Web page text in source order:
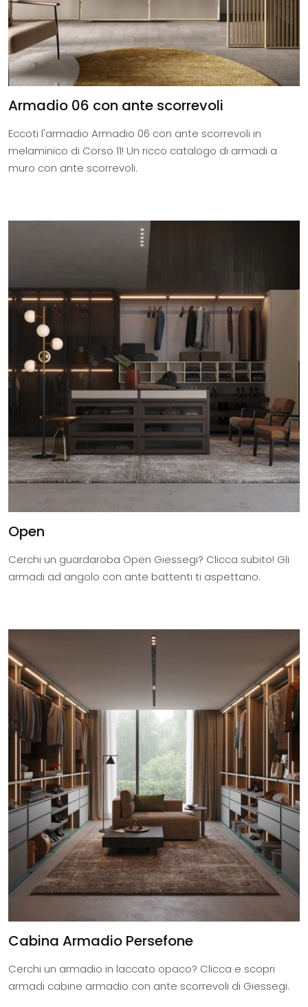
Armadio 06 con ante scorrevoli
Eccoti l'armadio Armadio 06 con ante scorrevoli in
melaminico di Corso 11! Un ricco catalogo di armadi a
muro con ante scorrevoli.
Open
Cerchi un guardaroba Open Giessegi? Clicca subito! Gli
armadi ad angolo con ante battenti ti aspettano.
Cabina Armadio Persefone
Cerchi un armadio in laccato opaco? Clicca e scopri
armadi cabine armadio con ante scorrevoli di Giessegi.